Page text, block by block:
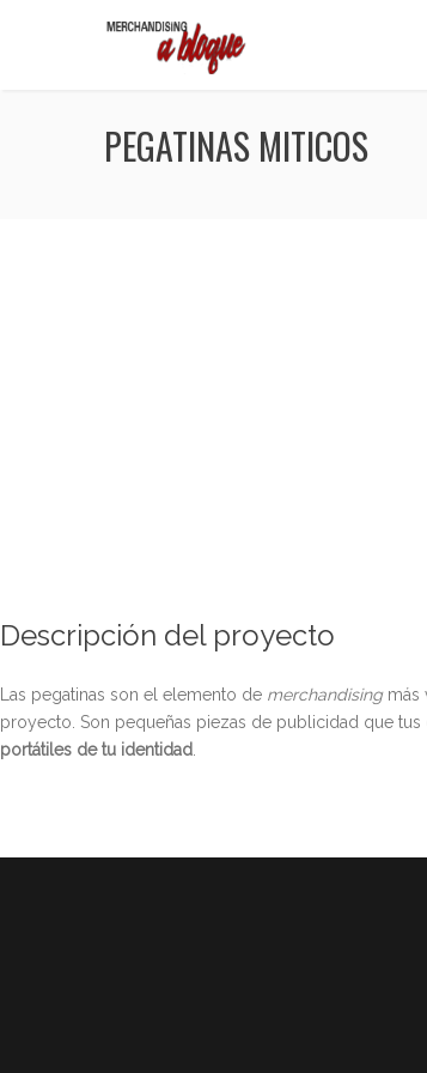
PEGATINAS MITICOS
Descripción del proyecto
Las pegatinas son el elemento de merchandisingmás
proyecto. Son pequeñas piezas de publicidad que
portátiles de tu identidad